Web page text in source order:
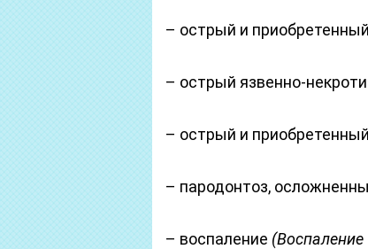
– острый и приобретенный
– острый язвенно-
– острый и
– пародонтоз,
– воспаление